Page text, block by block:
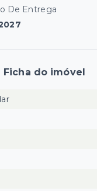
De Entrega
Ficha do imóvel